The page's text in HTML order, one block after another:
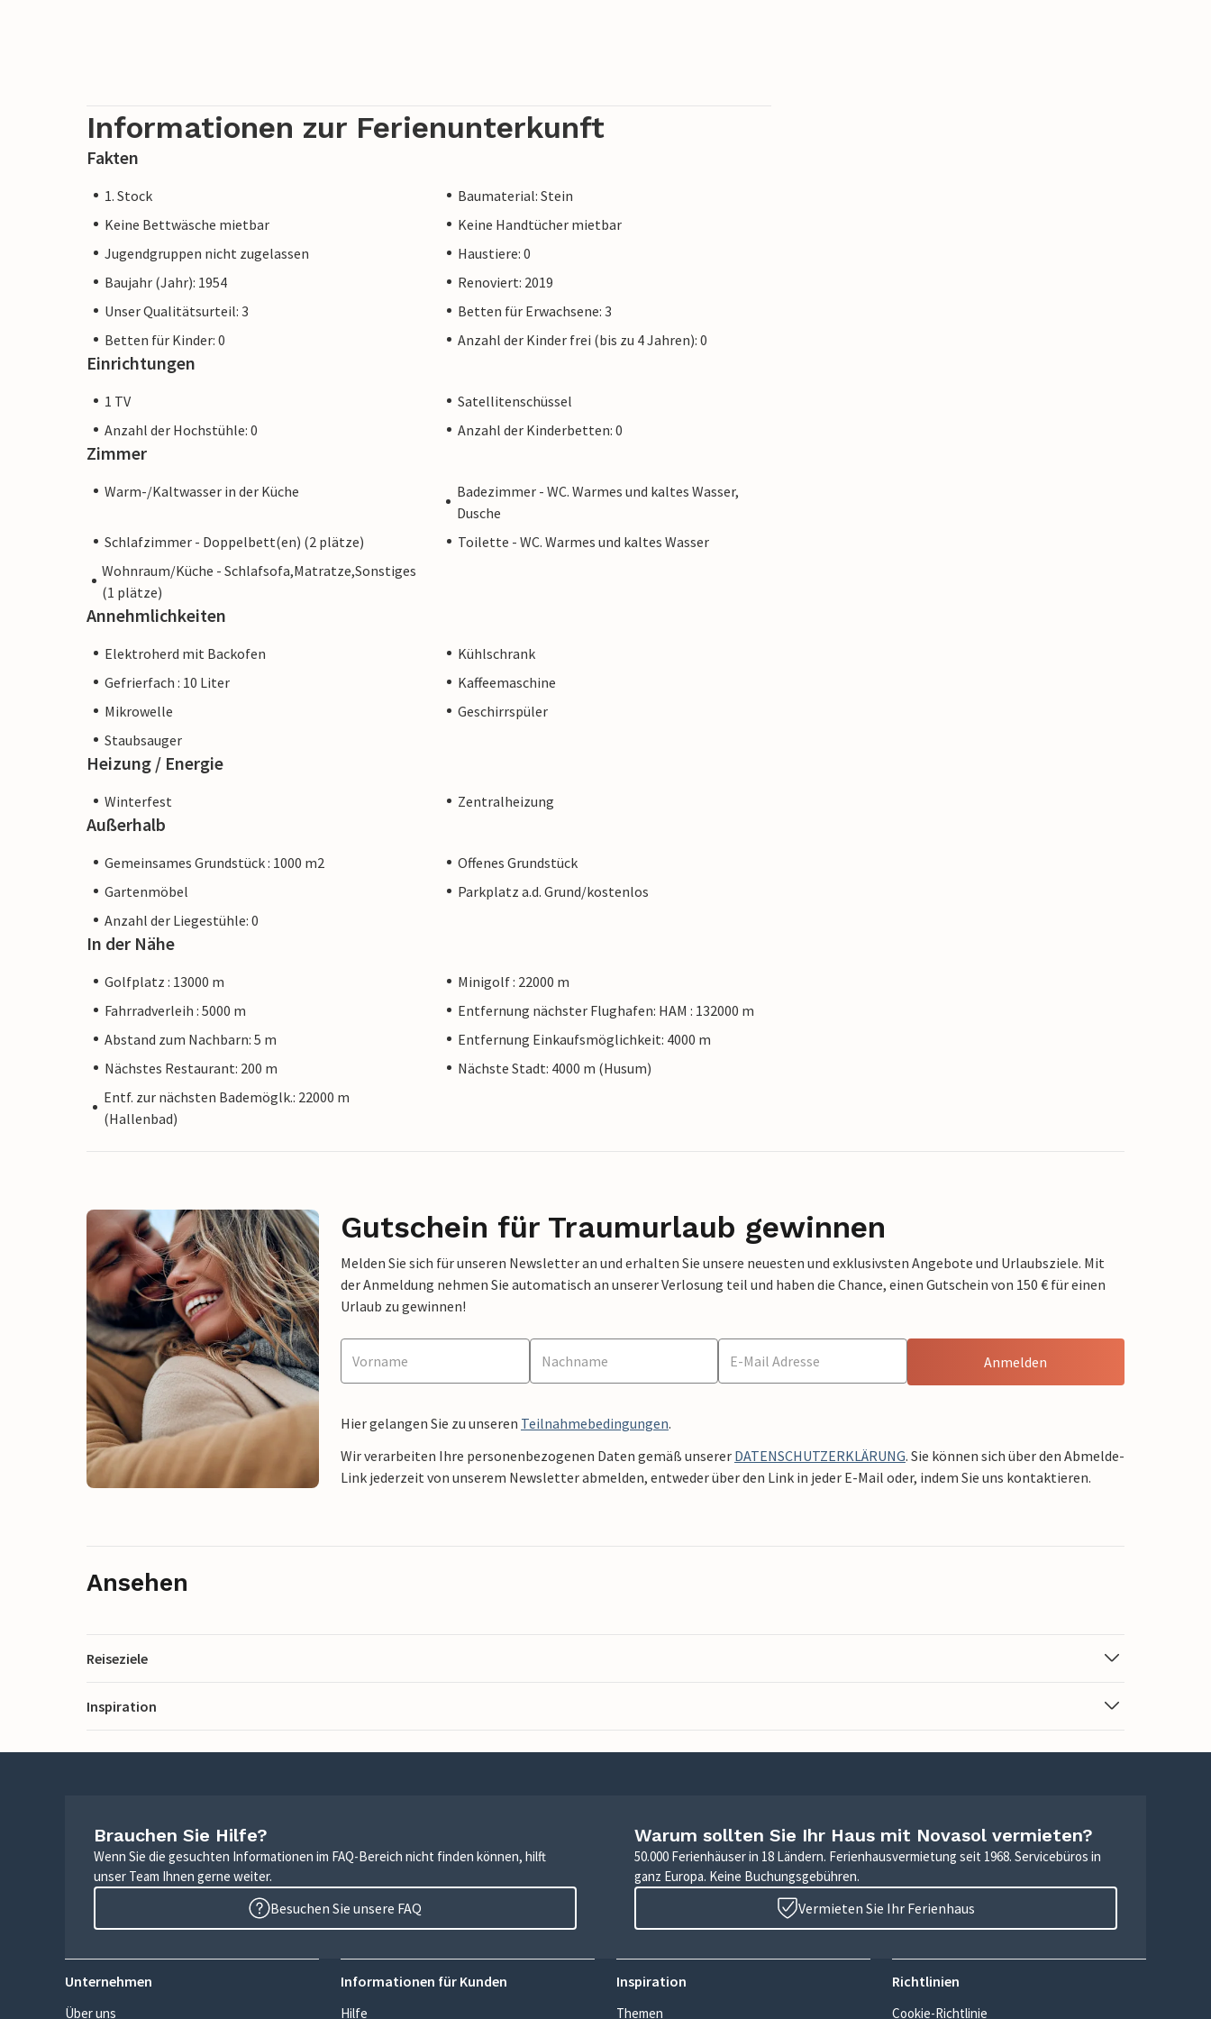
Informationen zur Ferienunterkunft
Fakten
1. Stock
Baumaterial: Stein
Keine Bettwäsche mietbar
Keine Handtücher mietbar
Jugendgruppen nicht zugelassen
Haustiere: 0
Baujahr (Jahr): 1954
Renoviert: 2019
Unser Qualitätsurteil: 3
Betten für Erwachsene: 3
Betten für Kinder: 0
Anzahl der Kinder frei (bis zu 4 Jahren): 0
Einrichtungen
1 TV
Satellitenschüssel
Anzahl der Hochstühle: 0
Anzahl der Kinderbetten: 0
Zimmer
Warm-/Kaltwasser in der Küche
Badezimmer - WC. Warmes und kaltes Wasser,
Dusche
Schlafzimmer - Doppelbett(en) (2 plätze)
Toilette - WC. Warmes und kaltes Wasser
Wohnraum/Küche - Schlafsofa,Matratze,Sonstiges
(1 plätze)
Annehmlichkeiten
Elektroherd mit Backofen
Kühlschrank
Gefrierfach : 10 Liter
Kaffeemaschine
Mikrowelle
Geschirrspüler
Staubsauger
Heizung / Energie
Winterfest Zentralheizung
Außerhalb
Gemeinsames Grundstück : 1000 m2
Offenes Grundstück
Gartenmöbel
Parkplatz a.d. Grund/kostenlos
Anzahl der Liegestühle: 0
In der Nähe
Golfplatz : 13000 m
Minigolf : 22000 m
Fahrradverleih : 5000 m
Entfernung nächster Flughafen: HAM : 132000 m
Abstand zum Nachbarn: 5 m
Entfernung Einkaufsmöglichkeit: 4000 m
Nächstes Restaurant: 200 m
Nächste Stadt: 4000 m (Husum)
Entf. zur nächsten Bademöglk.: 22000 m
(Hallenbad)
Gutschein für Traumurlaub gewinnen
Melden Sie sich für unseren Newsletter an und erhalten Sie unsere neuesten und exklusivsten Angebote und Urlaubsziele. Mit
der Anmeldung nehmen Sie automatisch an unserer Verlosung teil und haben die Chance, einen Gutschein von 150 € für einen
Urlaub zu gewinnen!
Anmelden
Hier gelangen Sie zu unseren Teilnahmebedingungen.
Wir verarbeiten Ihre personenbezogenen Daten gemäß unserer DATENSCHUTZERKLÄRUNG. Sie können sich über den Abmelde-
Link jederzeit von unserem Newsletter abmelden, entweder über den Link in jeder E-Mail oder, indem Sie uns kontaktieren.
Ansehen
Reiseziele
Inspiration
Brauchen Sie Hilfe?
Wenn Sie die gesuchten Informationen im FAQ-Bereich nicht finden können, hilft
unser Team Ihnen gerne weiter.
Besuchen Sie unsere FAQ
Warum sollten Sie Ihr Haus mit Novasol vermieten?
50.000 Ferienhäuser in 18 Ländern. Ferienhausvermietung seit 1968. Servicebüros in
ganz Europa. Keine Buchungsgebühren.
Vermieten Sie Ihr Ferienhaus
Unternehmen
Über uns
Informationen für Kunden
Hilfe
Inspiration
Themen
Richtlinien
Cookie-Richtlinie